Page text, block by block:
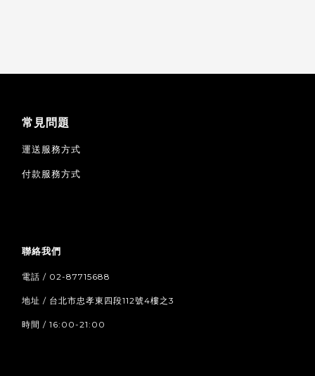
常見問題
運送服務方式
付款服務方式
聯絡我們
電話 / 02-87715688
地址 / 台北市忠孝東四段112號4樓之3
時間 / 16:00-21:00